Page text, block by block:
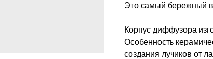
Это самый бережный
Корпус диффузора
Особенность
создания лучиков от